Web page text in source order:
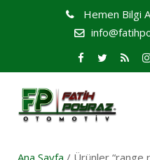
Hemen Bilgi